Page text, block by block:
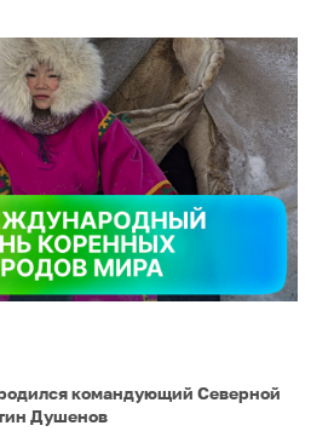
родился командующий Северной
Душенов